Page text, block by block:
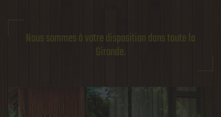
Nous sommes à votre disposition dans toute la
Gironde.